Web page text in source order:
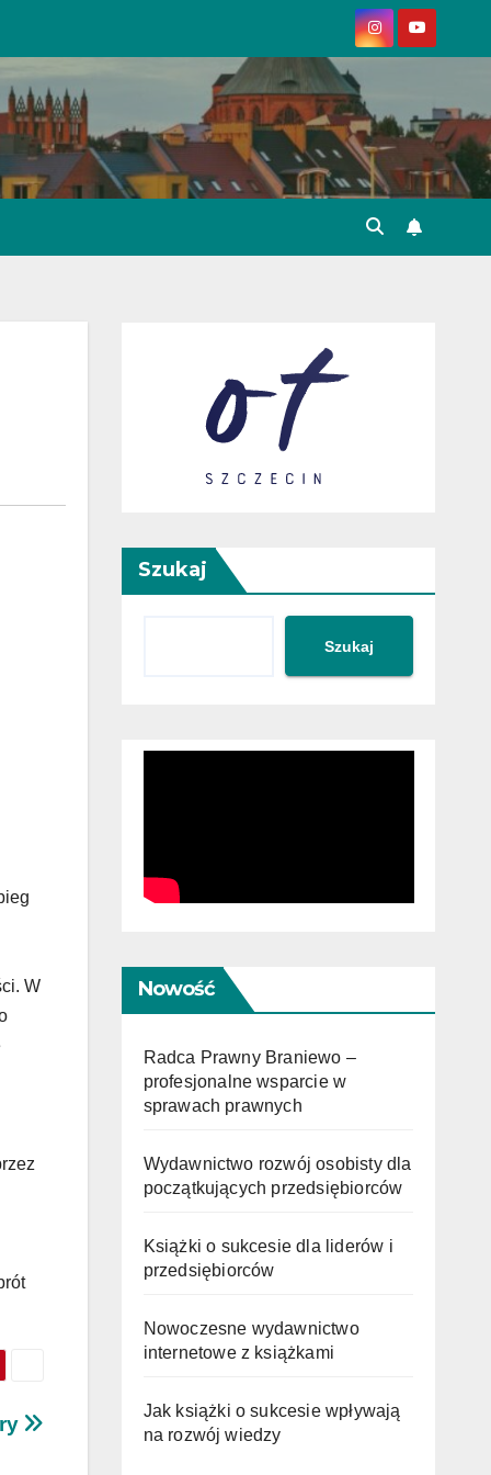
W
Szukaj
Szukaj
Nowość
Radca Prawny Braniewo –
profesjonalne wsparcie w
sprawach prawnych
Wydawnictwo rozwój osobisty dla
początkujących przedsiębiorców
Książki o sukcesie dla liderów i
przedsiębiorców
Nowoczesne wydawnictwo
internetowe z książkami
Jak książki o sukcesie wpływają
na rozwój wiedzy